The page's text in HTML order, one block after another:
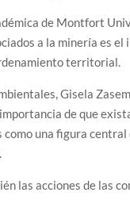
de Montfort
a la minería es el
territorial.
Gisela
de que
una figura
las acciones de las